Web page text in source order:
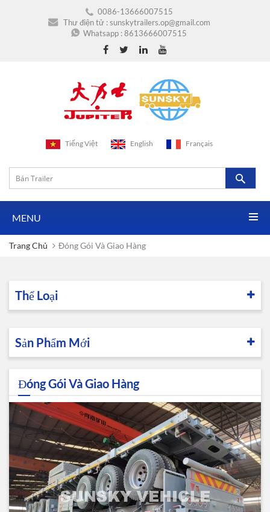
0086-13666007515
Thư điện tử :sunskytrailers.op@gmail.com
Whatsapp :8613666007515
Tiếng Việt English Français
MENU
Trang Chủ Đóng Gói Và Giao Hàng
Thể Loại
Sản Phẩm Mới
Đóng Gói Và Giao Hàng